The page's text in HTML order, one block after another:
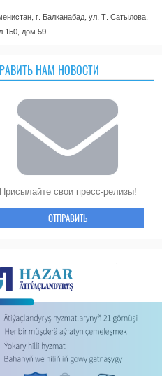
г. Балканабад, ул. Т. Сатылова,
150, дом 59
НАМ НОВОСТИ
Присылайте свои пресс-релизы!
ОТПРАВИТЬ